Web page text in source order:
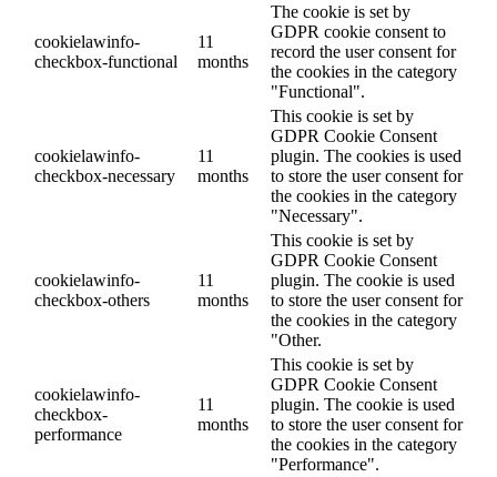
cookielawinfo-
checkbox-functional
11
months
The cookie is set by
GDPR cookie consent to
record the user consent for
the cookies in the category
"Functional".
cookielawinfo-
checkbox-necessary
11
months
This cookie is set by
GDPR Cookie Consent
plugin. The cookies is used
to store the user consent for
the cookies in the category
"Necessary".
cookielawinfo-
checkbox-others
11
months
This cookie is set by
GDPR Cookie Consent
plugin. The cookie is used
to store the user consent for
the cookies in the category
"Other.
cookielawinfo-
checkbox-
performance
11
months
This cookie is set by
GDPR Cookie Consent
plugin. The cookie is used
to store the user consent for
the cookies in the category
"Performance".